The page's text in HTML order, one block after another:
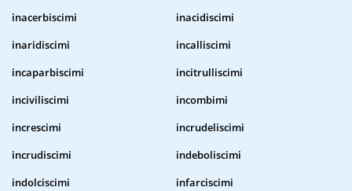
inacerbiscimi
inacidiscimi
inaridiscimi
incalliscimi
incaparbiscimi
incitrulliscimi
inciviliscimi
incombimi
increscimi
incrudeliscimi
incrudiscimi
indeboliscimi
indolciscimi
infarciscimi